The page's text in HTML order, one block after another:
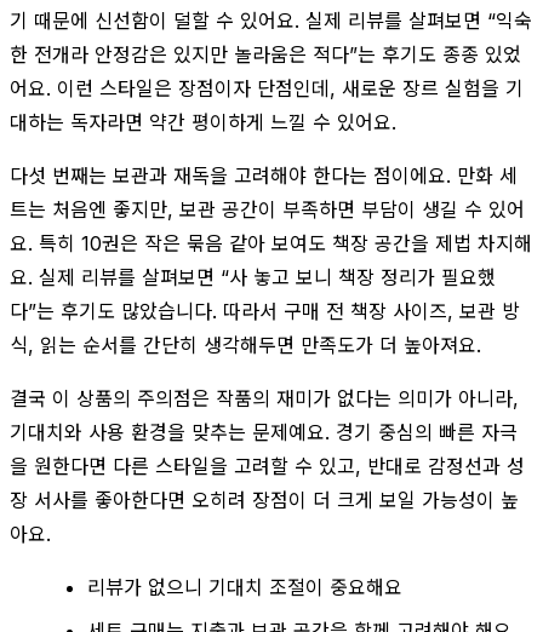
기 때문에 신선함이 덜할 수 있어요. 실제 리뷰를 살펴보면 “익숙
한 전개라 안정감은 있지만 놀라움은 적다”는 후기도 종종 있었
어요. 이런 스타일은 장점이자 단점인데, 새로운 장르 실험을 기
대하는 독자라면 약간 평이하게 느낄 수 있어요.
다섯 번째는 보관과 재독을 고려해야 한다는 점이에요. 만화 세
트는 처음엔 좋지만, 보관 공간이 부족하면 부담이 생길 수 있어
요. 특히 10권은 작은 묶음 같아 보여도 책장 공간을 제법 차지해
요. 실제 리뷰를 살펴보면 “사 놓고 보니 책장 정리가 필요했
다”는 후기도 많았습니다. 따라서 구매 전 책장 사이즈, 보관 방
식, 읽는 순서를 간단히 생각해두면 만족도가 더 높아져요.
결국 이 상품의 주의점은 작품의 재미가 없다는 의미가 아니라,
기대치와 사용 환경을 맞추는 문제예요. 경기 중심의 빠른 자극
을 원한다면 다른 스타일을 고려할 수 있고, 반대로 감정선과 성
장 서사를 좋아한다면 오히려 장점이 더 크게 보일 가능성이 높
아요.
리뷰가 없으니 기대치 조절이 중요해요